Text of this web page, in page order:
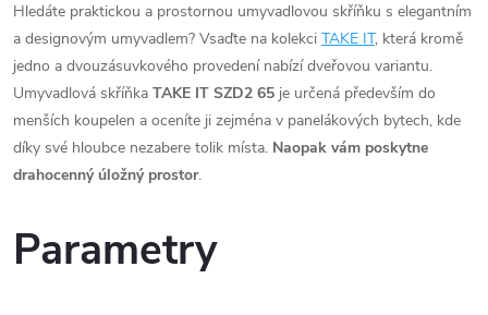
Hledáte praktickou a prostornou umyvadlovou skříňku s elegantním
a designovým umyvadlem? Vsaďte na kolekci TAKE IT, která kromě
jedno a dvouzásuvkového provedení nabízí dveřovou variantu.
Umyvadlová skříňka TAKE IT SZD2 65 je určená především do
menších koupelen a oceníte ji zejména v panelákových bytech, kde
díky své hloubce nezabere tolik místa. Naopak vám poskytne
drahocenný úložný prostor.
Parametry